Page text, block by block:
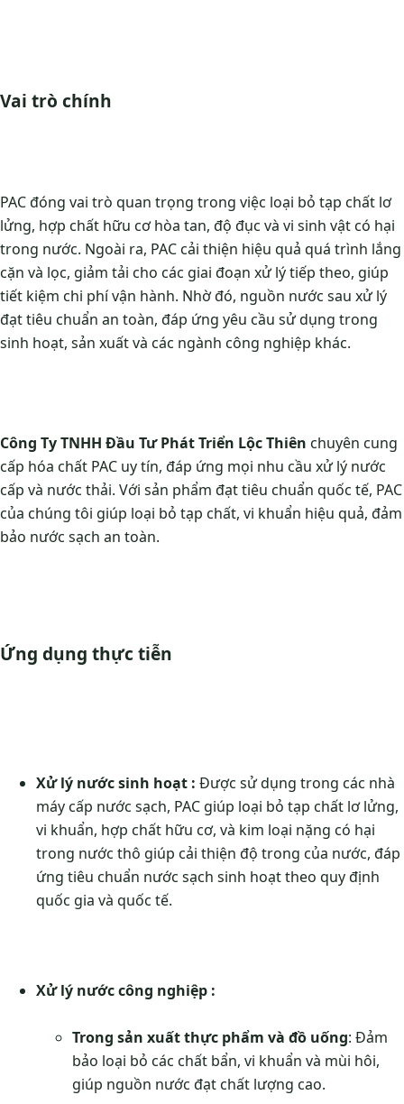
Vai trò chính
PAC đóng vai trò quan trọng trong việc loại bỏ tạp chất lơ
lửng, hợp chất hữu cơ hòa tan, độ đục và vi sinh vật có hại
trong nước. Ngoài ra, PAC cải thiện hiệu quả quá trình lắng
cặn và lọc, giảm tải cho các giai đoạn xử lý tiếp theo, giúp
tiết kiệm chi phí vận hành. Nhờ đó, nguồn nước sau xử lý
đạt tiêu chuẩn an toàn, đáp ứng yêu cầu sử dụng trong
sinh hoạt, sản xuất và các ngành công nghiệp khác.
Công Ty TNHH Đầu Tư Phát Triển Lộc Thiên chuyên cung
cấp hóa chất PAC uy tín, đáp ứng mọi nhu cầu xử lý nước
cấp và nước thải. Với sản phẩm đạt tiêu chuẩn quốc tế, PAC
của chúng tôi giúp loại bỏ tạp chất, vi khuẩn hiệu quả, đảm
bảo nước sạch an toàn.
Ứng dụng thực tiễn
Xử lý nước sinh hoạt : Được sử dụng trong các nhà
máy cấp nước sạch, PAC giúp loại bỏ tạp chất lơ lửng,
vi khuẩn, hợp chất hữu cơ, và kim loại nặng có hại
trong nước thô giúp cải thiện độ trong của nước, đáp
ứng tiêu chuẩn nước sạch sinh hoạt theo quy định
quốc gia và quốc tế.
Xử lý nước công nghiệp :
Trong sản xuất thực phẩm và đồ uống: Đảm
bảo loại bỏ các chất bẩn, vi khuẩn và mùi hôi,
giúp nguồn nước đạt chất lượng cao.